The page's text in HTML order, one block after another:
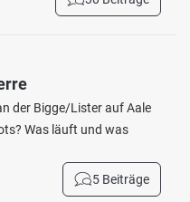
der Bigge/Lister auf Aale
Was läuft und was
5 Beiträge